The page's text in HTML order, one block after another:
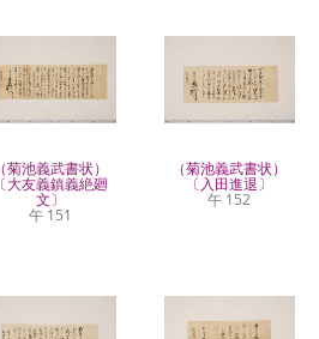
（菊池義武書状）
〔大友義鎮義絶廻
文〕
午 151
（菊池義武書状）
〔入田進退〕
午 152